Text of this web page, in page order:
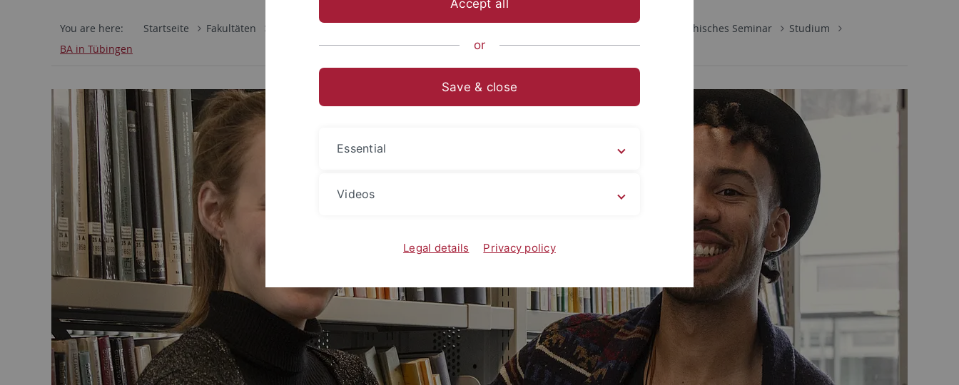
You are here: Startseite Fakultäten Philosophisches Seminar
Studium
BA in Tübingen
Accept all
or
Save & close
Essential
Videos
Legal details Privacy policy